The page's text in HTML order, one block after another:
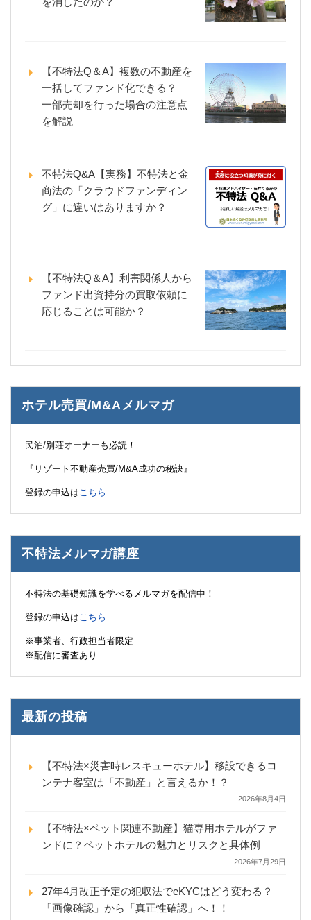
【不特法Q＆A】複数の不動産を
一括してファンド化できる？
一部売却を行った場合の注意点
を解説
不特法Q&A【実務】不特法と金
商法の「クラウドファンディン
グ」に違いはありますか？
【不特法Q＆A】利害関係人から
ファンド出資持分の買取依頼に
応じることは可能か？
ホテル売買/M&Aメルマガ
民泊/別荘オーナーも必読！
『リゾート不動産売買/M&A成功の秘訣』
登録の申込は こちら
不特法メルマガ講座
不特法の基礎知識を学べるメルマガを配信中！
登録の申込は こちら
※事業者、行政担当者限定
※配信に審査あり
最新の投稿
【不特法×災害時レスキューホテル】移設できるコ
ンテナ客室は「不動産」と言えるか！？
2026年8月4日
【不特法×ペット関連不動産】猫専用ホテルがファ
ンドに？ペットホテルの魅力とリスクと具体例
2026年7月29日
27年4月改正予定の犯収法でeKYCはどう変わる？
「画像確認」から「真正性確認」へ！！